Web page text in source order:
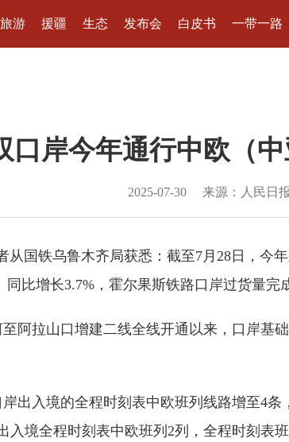
旅游 援疆 生态 发布会 白皮书 一带一路
口岸今年通行中欧（
2025-07-30 来源：人民日
国铁乌鲁木齐局获悉：截至7月28日，今
比增长3.7%，霍尔果斯铁路口岸过货量完
拉山口增建二线全线开通以来，口岸基
入境的全程时刻表中欧班列线路增至4条
境全程时刻表中欧班列2列，全程时刻表